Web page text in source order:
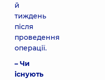
й
тиждень
після
проведення
операції.
– Чи
існують